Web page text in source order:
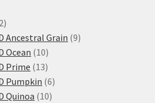
62
produktů
Ancestral Grain 99
Ocean 1010
produktů
Prime 1313
produktů
Pumpkin 66
Quinoa 1010